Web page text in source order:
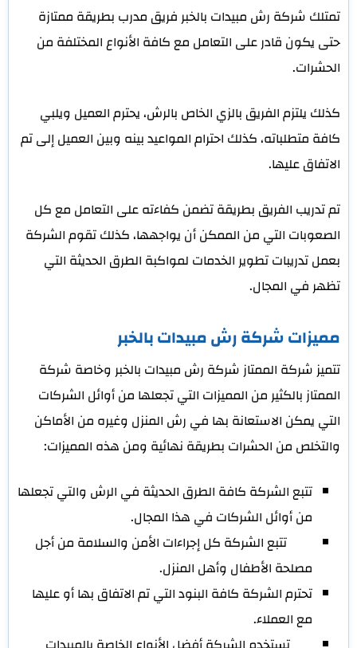
تمتلك شركة رش مبيدات بالخبر فريق مدرب بطريقة ممتازة
حتى يكون قادر على التعامل مع كافة الأنواع المختلفة من
الحشرات.
كذلك يلتزم الفريق بالزي الخاص بالرش، يحترم العميل ويلبي
كافة متطلباته، كذلك احترام المواعيد بينه وبين العميل إلى تم
الاتفاق عليها.
تم تدريب الفريق بطريقة تضمن كفاءته على التعامل مع كل
الصعوبات التي من الممكن أن يواجهها، كذلك تقوم الشركة
بعمل تدريبات تطوير الخدمات لمواكبة الطرق الحديثة التي
تظهر في المجال.
مميزات شركة رش مبيدات بالخبر
تتميز شركة الممتاز شركة رش مبيدات بالخبر وخاصة شركة
الممتاز بالكثير من المميزات التي تجعلها من أوائل الشركات
التي يمكن الاستعانة بها في رش المنزل وغيره من الأماكن
والتخلص من الحشرات بطريقة نهائية ومن هذه المميزات:
تتبع الشركة كافة الطرق الحديثة في الرش والتي تجعلها
من أوائل الشركات في هذا المجال.
تتبع الشركة كل إجراءات الأمن والسلامة من أجل
مصلحة الأطفال وأهل المنزل.
تحترم الشركة كافة البنود التي تم الاتفاق بها أو عليها
مع العملاء.